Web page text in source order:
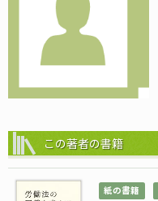
この著者の書籍
紙の書籍